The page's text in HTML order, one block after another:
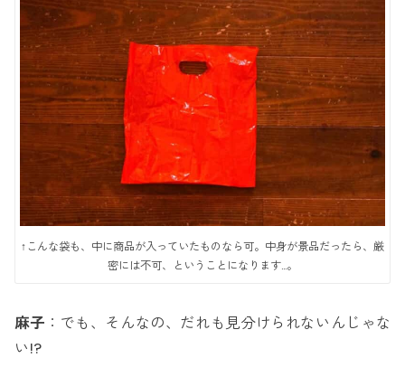
↑こんな袋も、中に商品が入っていたものなら可。中身が景品だったら、厳
密には不可、ということになります…。
麻子 ：でも、そんなの、だれも見分けられないんじゃな
い!?